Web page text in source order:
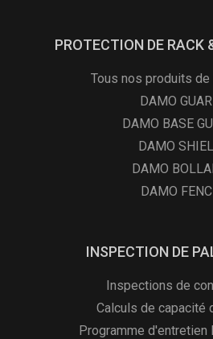
PROTECTION DE RACK
Tous nos produits
DAMO
DAMO BASE
DAMO
DAMO
DAMO
INSPECTION DE
Inspections de
Calculs de capacité
Programme d'entretien